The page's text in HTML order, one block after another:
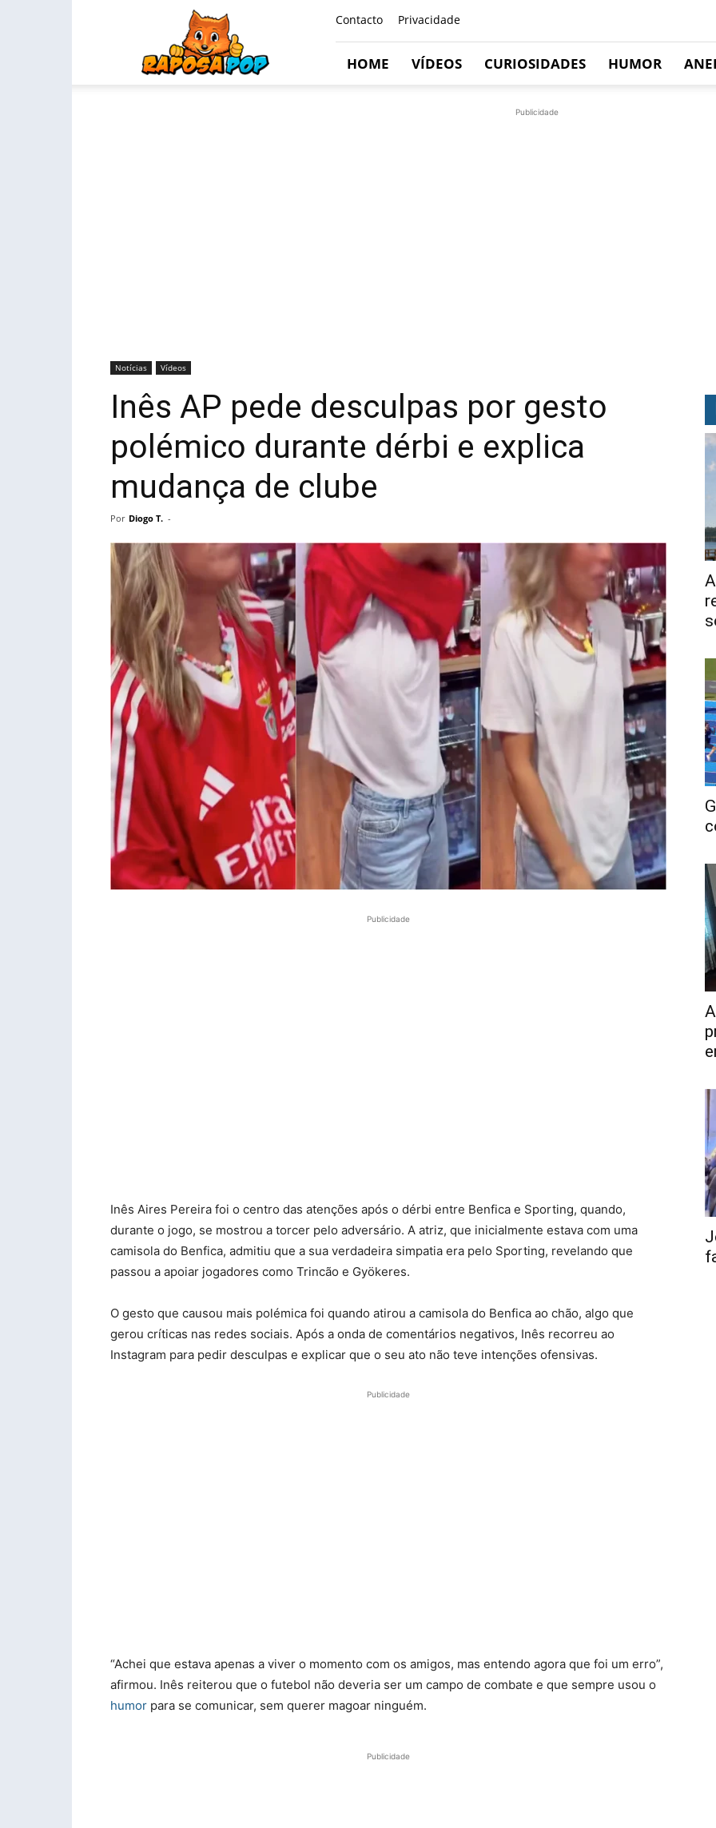
Contacto Privacidade
HOME VÍDEOS CURIOSIDADES HUMOR
Publicidade
Notícias Vídeos
Inês AP pede desculpas por gesto
polémico durante dérbi e explica
mudança de clube
Por Diogo T. -
Publicidade
Inês Aires Pereira foi o centro das atenções após o dérbi entre Benfica e Sporting, quando,
durante o jogo, se mostrou a torcer pelo adversário. A atriz, que inicialmente estava com uma
camisola do Benfica, admitiu que a sua verdadeira simpatia era pelo Sporting, revelando que
passou a apoiar jogadores como Trincão e Gyökeres.
O gesto que causou mais polémica foi quando atirou a camisola do Benfica ao chão, algo que
gerou críticas nas redes sociais. Após a onda de comentários negativos, Inês recorreu ao
Instagram para pedir desculpas e explicar que o seu ato não teve intenções ofensivas.
Publicidade
“Achei que estava apenas a viver o momento com os amigos, mas entendo agora que foi um erro”,
afirmou. Inês reiterou que o futebol não deveria ser um campo de combate e que sempre usou o
humor para se comunicar, sem querer magoar ninguém.
Publicidade